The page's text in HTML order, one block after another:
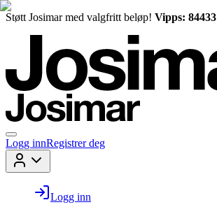
Støtt Josimar med valgfritt beløp! Vipps: 84433
Logg innRegistrer deg
Logg inn